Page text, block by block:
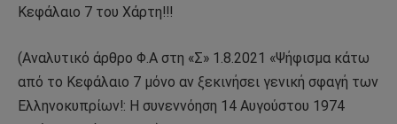
Κεφάλαιο 7 του Χάρτη!!!
(Αναλυτικό άρθρο Φ.Α στη «Σ» 1.8.2021 «Ψήφισμα κάτω
από το Κεφάλαιο 7 μόνο αν ξεκινήσει γενική σφαγή των
Ελληνοκυπρίων!: H συνεννόηση 14 Αυγούστου 1974